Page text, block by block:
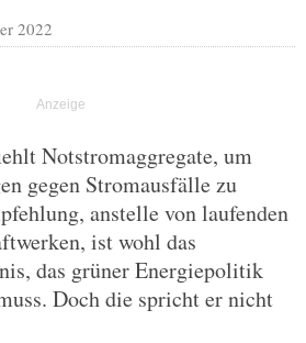
2022
Notstromaggregate, um
gegen Stromausfälle zu
anstelle von laufenden
ist wohl das
das grüner Energiepolitik
Doch die spricht er nicht